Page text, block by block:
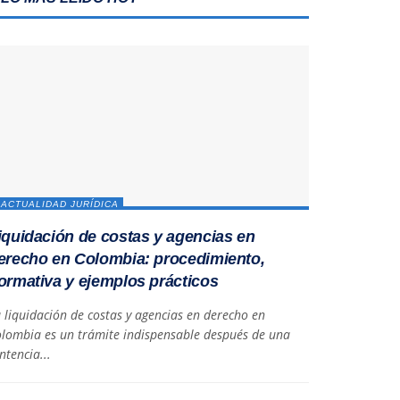
ACTUALIDAD JURÍDICA
de costas y agencias en
en Colombia: procedimiento,
y ejemplos prácticos
liquidación de costas y agencias en derecho en
es un trámite indispensable después de una